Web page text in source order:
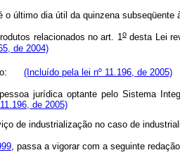
o último dia útil da quinzena
relacionados no art. 1odesta Lei
de 2004)
(Incluído pela lei nº 11.196, de 2005)
jurídica optante pelo Sistema
de 2005)
de industrialização no caso de
, passa a vigorar com a seguinte